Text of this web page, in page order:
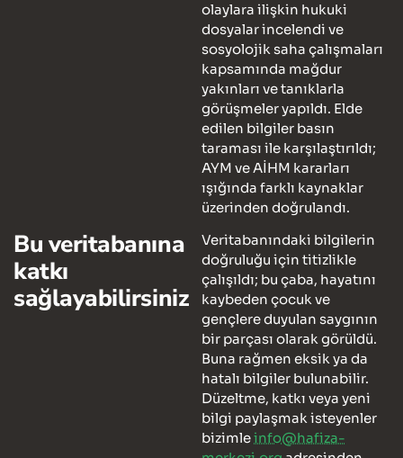
olaylara ilişkin hukuki
dosyalar incelendi ve
sosyolojik saha çalışmaları
kapsamında mağdur
yakınları ve tanıklarla
görüşmeler yapıldı. Elde
edilen bilgiler basın
taraması ile karşılaştırıldı;
AYM ve AİHM kararları
ışığında farklı kaynaklar
üzerinden doğrulandı.
Bu veritabanına
katkı
sağlayabilirsiniz
Veritabanındaki bilgilerin
doğruluğu için titizlikle
çalışıldı; bu çaba, hayatını
kaybeden çocuk ve
gençlere duyulan saygının
bir parçası olarak görüldü.
Buna rağmen eksik ya da
hatalı bilgiler bulunabilir.
Düzeltme, katkı veya yeni
bilgi paylaşmak isteyenler
bizimleinfo@hafiza-